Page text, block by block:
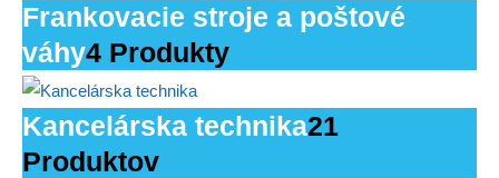
Frankovacie stroje a poštové
váhy4 Produkty
Kancelárska technika21
Produktov